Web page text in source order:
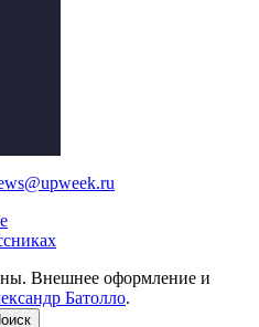
Внешнее оформление и
Батолло.